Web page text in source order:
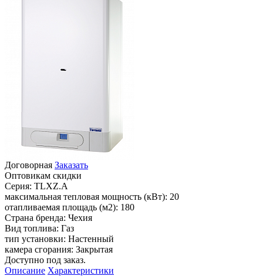
Договорная Заказать
Оптовикам скидки
Серия: TLXZ.A
максимальная тепловая мощность (кВт): 20
отапливаемая площадь (м2): 180
Страна бренда: Чехия
Вид топлива: Газ
тип установки: Настенный
камера сгорания: Закрытая
Доступно под заказ.
Описание Характеристики